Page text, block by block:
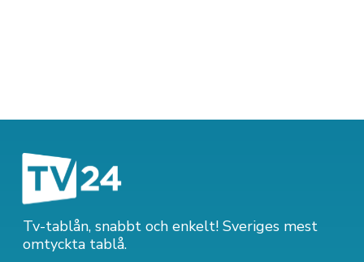
Tv-tablån, snabbt och enkelt! Sveriges mest
omtyckta tablå.